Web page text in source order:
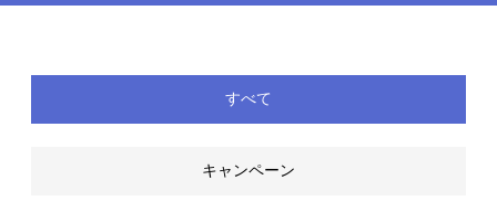
すべて
キャンペーン